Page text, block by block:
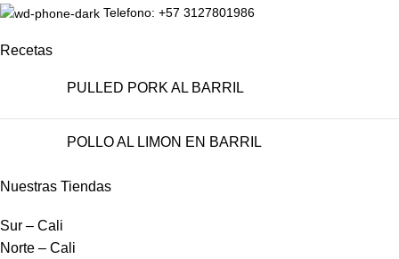
Telefono: +57 3127801986
Recetas
PULLED PORK AL BARRIL
POLLO AL LIMON EN BARRIL
Nuestras Tiendas
Sur – Cali
Norte – Cali